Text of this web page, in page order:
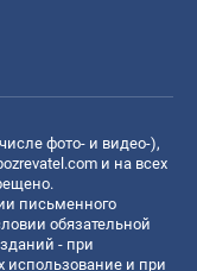
фото- и видео-),
и на всех
письменного
обязательной
- при
использование и при